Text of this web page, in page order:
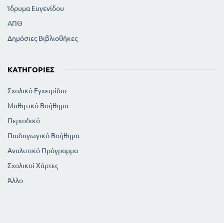
Ίδρυμα Ευγενίδου
ΑΠΘ
Δημόσιες Βιβλιοθήκες
ΚΑΤΗΓΟΡΊΕΣ
Σχολικό Εγχειρίδιο
Μαθητικό Βοήθημα
Περιοδικό
Παιδαγωγικό Βοήθημα
Αναλυτικό Πρόγραμμα
Σχολικοί Χάρτες
Άλλο